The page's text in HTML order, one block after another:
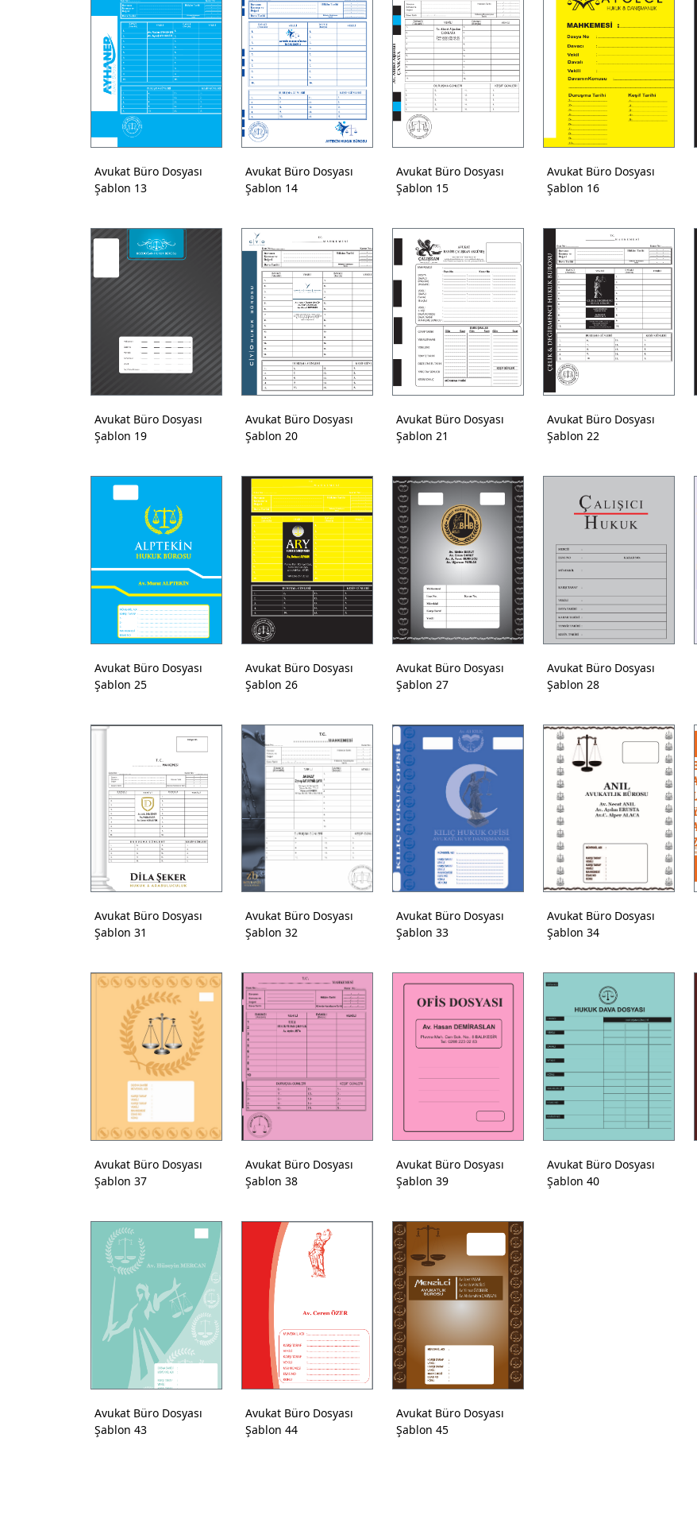
Avukat Büro Dosyası
Şablon 13
Avukat Büro Dosyası
Şablon 14
Avukat Büro Dosyası
Şablon 15
Avukat Büro Dosyası
Şablon 16
Avukat Büro Dosyası
Şablon 19
Avukat Büro Dosyası
Şablon 20
Avukat Büro Dosyası
Şablon 21
Avukat Büro Dosyası
Şablon 22
Avukat Büro Dosyası
Şablon 25
Avukat Büro Dosyası
Şablon 26
Avukat Büro Dosyası
Şablon 27
Avukat Büro Dosyası
Şablon 28
Avukat Büro Dosyası
Şablon 31
Avukat Büro Dosyası
Şablon 32
Avukat Büro Dosyası
Şablon 33
Avukat Büro Dosyası
Şablon 34
Avukat Büro Dosyası
Şablon 37
Avukat Büro Dosyası
Şablon 38
Avukat Büro Dosyası
Şablon 39
Avukat Büro Dosyası
Şablon 40
Avukat Büro Dosyası
Şablon 43
Avukat Büro Dosyası
Şablon 44
Avukat Büro Dosyası
Şablon 45